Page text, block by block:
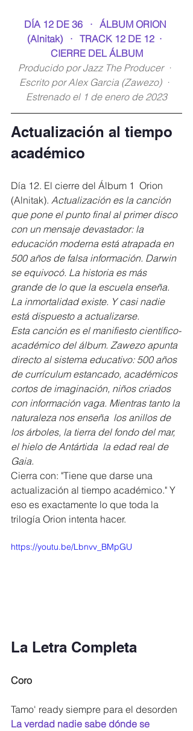
DÍA 12 DE 36   ·   ÁLBUM ORION
(Alnitak)   ·   TRACK 12 DE 12  ·
CIERRE DEL ÁLBUM
Producido por Jazz The Producer  ·
Escrito por Alex Garcia (Zawezo)  ·
Estrenado el 1 de enero de 2023
Actualización al tiempo
académico
Día 12. El cierre del Álbum 1  Orion
(Alnitak). Actualización es la canción
que pone el punto final al primer disco
con un mensaje devastador: la
educación moderna está atrapada en
500 años de falsa información. Darwin
se equivocó. La historia es más
grande de lo que la escuela enseña.
La inmortalidad existe. Y casi nadie
está dispuesto a actualizarse.
Esta canción es el manifiesto científico-
académico del álbum. Zawezo apunta
directo al sistema educativo: 500 años
de currículum estancado, académicos
cortos de imaginación, niños criados
con información vaga. Mientras tanto la
naturaleza nos enseña  los anillos de
los árboles, la tierra del fondo del mar,
el hielo de Antártida  la edad real de
Gaia.
Cierra con: "Tiene que darse una
actualización al tiempo académico." Y
eso es exactamente lo que toda la
trilogía Orion intenta hacer.
https://youtu.be/Lbnvv_BMpGU
La Letra Completa
Coro
Tamo' ready siempre para el desorden
La verdad nadie sabe dónde se